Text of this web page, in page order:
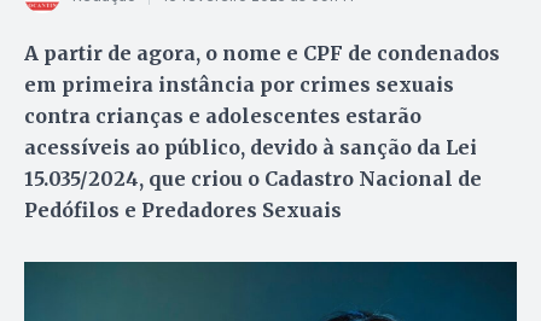
A partir de agora, o nome e CPF de condenados
em primeira instância por crimes sexuais
contra crianças e adolescentes estarão
acessíveis ao público, devido à sanção da Lei
15.035/2024, que criou o Cadastro Nacional de
Pedófilos e Predadores Sexuais